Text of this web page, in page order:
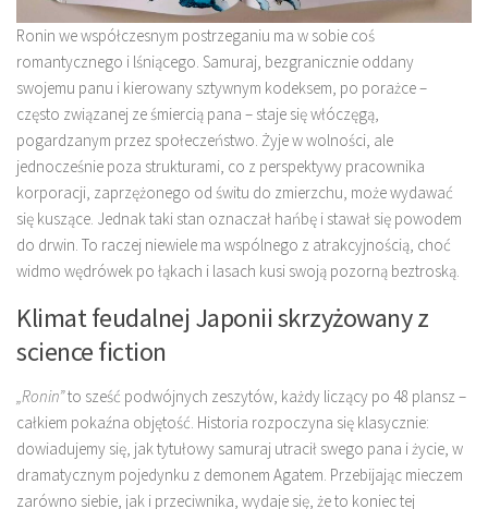
Ronin we współczesnym postrzeganiu ma w sobie coś
romantycznego i lśniącego. Samuraj, bezgranicznie oddany
swojemu panu i kierowany sztywnym kodeksem, po porażce –
często związanej ze śmiercią pana – staje się włóczęgą,
pogardzanym przez społeczeństwo. Żyje w wolności, ale
jednocześnie poza strukturami, co z perspektywy pracownika
korporacji, zaprzężonego od świtu do zmierzchu, może wydawać
się kuszące. Jednak taki stan oznaczał hańbę i stawał się powodem
do drwin. To raczej niewiele ma wspólnego z atrakcyjnością, choć
widmo wędrówek po łąkach i lasach kusi swoją pozorną beztroską.
Klimat feudalnej Japonii skrzyżowany z
science fiction
„Ronin”to sześć podwójnych zeszytów, każdy liczący po 48 plansz –
całkiem pokaźna objętość. Historia rozpoczyna się klasycznie:
dowiadujemy się, jak tytułowy samuraj utracił swego pana i życie, w
dramatycznym pojedynku z demonem Agatem. Przebijając mieczem
zarówno siebie, jak i przeciwnika, wydaje się, że to koniec tej